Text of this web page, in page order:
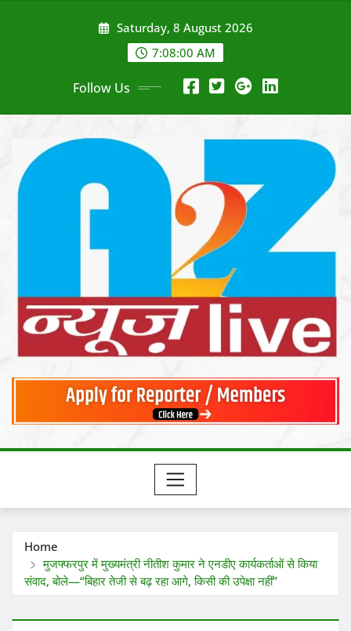
Saturday, 8 August 2026
7:08:02 AM
Follow Us
Home
मुजफ्फरपुर में मुख्यमंत्री नीतीश कुमार ने एनडीए कार्यकर्ताओं से किया
संवाद, बोले—“बिहार तेजी से बढ़ रहा आगे, किसी की उपेक्षा नहीं”